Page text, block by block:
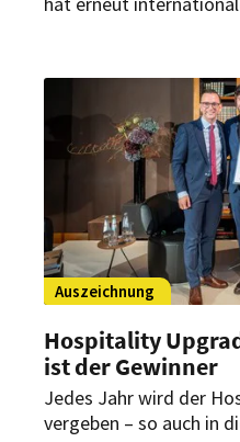
„Heritage Hotels of
„Heritage &
Auszeichnung
Hospitality
ist der Gewinner
Jedes Jahr wird der
vergeben – so auch in